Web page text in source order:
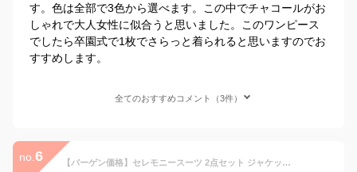
す。色は全部で3色から選べます。この中でチャコールがお
しゃれで大人女性に似合うと思いました。このワンピース
でしたら卒園式で1枚でさらっと着られると思いますのでお
すすめします。
全てのおすすめコメント（3件）
no. 6 【バーゲン価格】セレモニースーツ 2点セット ジャケット ワンピース ママスーツ フォーマルスーツ レディース ミセス 卒園式 入学式 卒業式 七五三 学校行事 50代 40代 30代 母親 服装 女性 大きいサイズ セットアップ フレアスカート 上品 即日発送 プレゼント ギフト